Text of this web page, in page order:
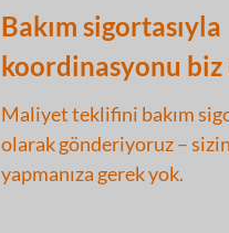
Bakım sigortasıyla
koordinasyonu
Maliyet teklifini bakım
olarak gönderiyoruz –
yapmanıza gerek yok.